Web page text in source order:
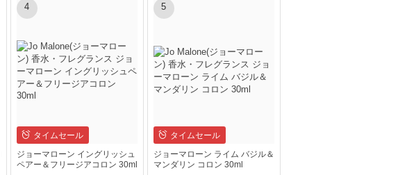
4
タイムセール
ジョーマローン イングリッシュ
ペアー＆フリージアコロン 30ml
5
タイムセール
ジョーマローン ライム バジル＆
マンダリン コロン 30ml